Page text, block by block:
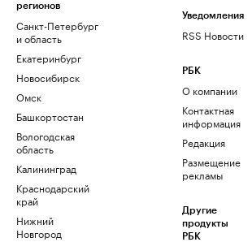
регионов
Санкт-Петербург
и область
Екатеринбург
Новосибирск
Омск
Башкортостан
Вологодская
область
Калининград
Краснодарский
край
Нижний
Новгород
Уведомления
RSS Новости
РБК
О компании
Контактная
информация
Редакция
Размещение
рекламы
Другие
продукты
РБК